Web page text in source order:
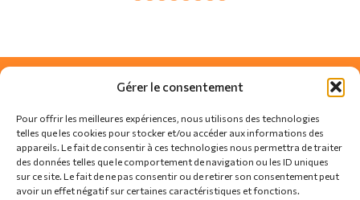
Gérer le consentement
Pour offrir les meilleures expériences, nous utilisons des technologies
telles que les cookies pour stocker et/ou accéder aux informations des
appareils. Le fait de consentir à ces technologies nous permettra de traiter
des données telles que le comportement de navigation ou les ID uniques
sur ce site. Le fait de ne pas consentir ou de retirer son consentement peut
avoir un effet négatif sur certaines caractéristiques et fonctions.